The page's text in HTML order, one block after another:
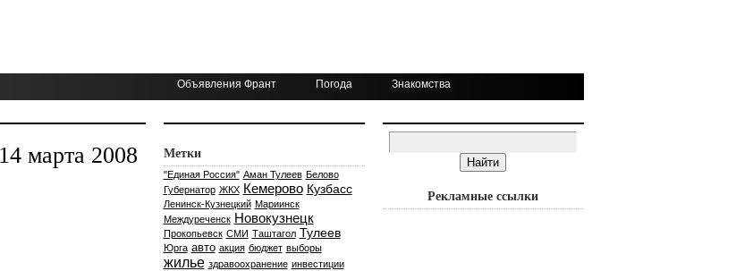
Объявления Франт Погода Знакомства
марта 2008
Метки
"Единая Россия" Аман Тулеев Белово
Губернатор ЖКХ Кемерово Кузбасс
Ленинск-Кузнецкий Мариинск
Междуреченск Новокузнецк
Прокопьевск СМИ Таштагол Тулеев
Юрга авто акция бюджет выборы
жилье здравоохранение инвестиции
Рекламные ссылки